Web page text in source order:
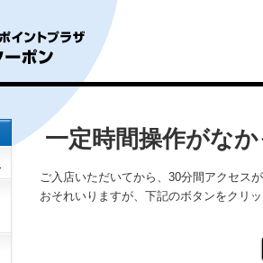
一定時間操作がな
ご入店いただいてから、30分間アクセス
おそれいりますが、下記のボタンをクリ